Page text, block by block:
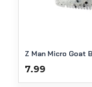
Z Man Micro Goat
7.99